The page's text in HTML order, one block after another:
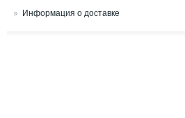
Информация о доставке